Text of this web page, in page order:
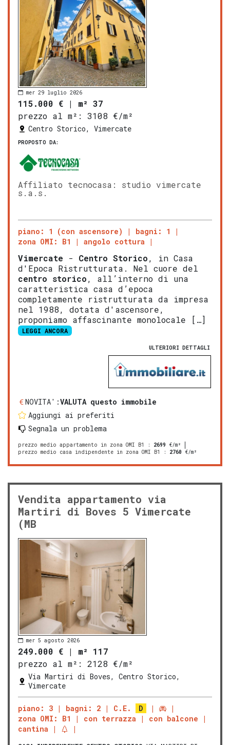
mer 29 luglio 2026
115.000 € | m² 37
prezzo al m²:
3108 €/m²
Centro Storico, Vimercate
PROPOSTO DA:
Affiliato tecnocasa: studio vimercate
s.a.s.
piano: 1 (con ascensore)
bagni: 1
zona OMI: B1
angolo cottura
Vimercate - Centro Storico, in Casa
d'Epoca Ristrutturata. Nel cuore del
centro storico, all’interno di una
caratteristica casa d’epoca
completamente ristrutturata da impresa
nel 1988, dotata d'ascensore,
proponiamo affascinante monolocale […]
LEGGI ANCORA
ULTERIORI DETTAGLI
NOVITA':VALUTA questo immobile
Aggiungi ai preferiti
Segnala un problema
prezzo medio appartamento in zona OMI B1 : 2699 €/m²
prezzo medio casa indipendente in zona OMI B1
: 2760 €/m²
Vendita appartamento via
Martiri di Boves 5 Vimercate
(MB
mer 5 agosto 2026
249.000 € | m² 117
prezzo al m²:
2128 €/m²
Via Martiri di Boves, Centro Storico,
Vimercate
piano: 3 bagni: 2 C.E.
D
zona OMI: B1
con terrazza
con balcone
cantina